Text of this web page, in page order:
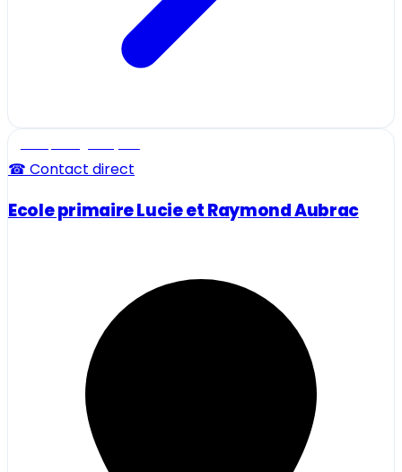
☎ Contact direct
Ecole primaire Lucie et Raymond Aubrac